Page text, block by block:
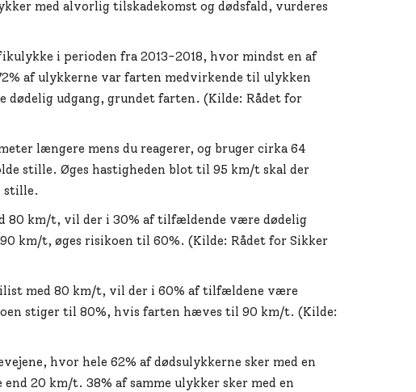
med alvorlig tilskadekomst og dødsfald, vurderes
i perioden fra 2013-2018, hvor mindst en af
af ulykkerne var farten medvirkende til ulykken
dødelig udgang, grundet farten. (Kilde: Rådet for
længere mens du reagerer, og bruger cirka 64
stille. Øges hastigheden blot til 95 km/t skal der
stille.
80 km/t, vil der i 30% af tilfældende være dødelig
km/t, øges risikoen til 60%. (Kilde: Rådet for Sikker
med 80 km/t, vil der i 60% af tilfældene være
stiger til 80%, hvis farten hæves til 90 km/t. (Kilde:
hvor hele 62% af dødsulykkerne sker med en
20 km/t. 38% af samme ulykker sker med en